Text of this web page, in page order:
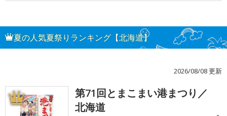
夏の人気夏祭りランキング【北海道】
2026/08/08 更新
1
第71回とまこまい港まつり／
北海道